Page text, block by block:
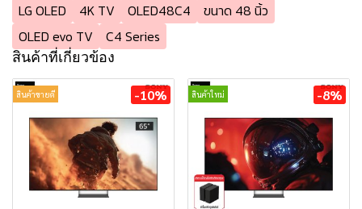
LG OLED 4K TV OLED48C4
ขนาด 48 นิ้ว
OLED evo TV
C4 Series
สินค้าที่เกี่ยวข้อง
สินค้าขายดี -10% สินค้าใหม่ -8%